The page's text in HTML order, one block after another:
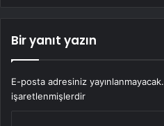
Bir yanıt yazın
E-posta adresiniz yayınlanmayacak.
işaretlenmişlerdir